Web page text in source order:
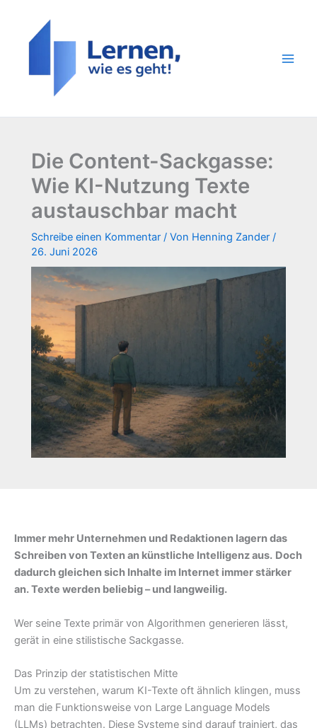
springen
Die Content-Sackgasse:
Wie KI-Nutzung Texte
austauschbar macht
Schreibe einen Kommentar / Von Henning Zander /
26. Juni 2026
Immer mehr Unternehmen und Redaktionen lagern das
Schreiben von Texten an künstliche Intelligenz aus. Doch
dadurch gleichen sich Inhalte im Internet immer stärker
an. Texte werden beliebig – und langweilig.
Wer seine Texte primär von Algorithmen generieren lässt,
gerät in eine stilistische Sackgasse.
Das Prinzip der statistischen Mitte
Um zu verstehen, warum KI-Texte oft ähnlich klingen, muss
man die Funktionsweise von Large Language Models
(LLMs) betrachten. Diese Systeme sind darauf trainiert, das